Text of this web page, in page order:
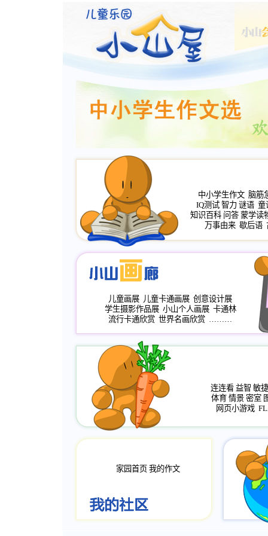
中小学生作文 脑筋
IQ测试 智力 谜语 童
知识百科 问答 蒙学读
万事由来 歇后语
儿童画展 儿童卡通画展 创意设计展
学生摄影作品展 小山个人画展 卡通林
流行卡通欣赏 世界名画欣赏 ………
连连看 益智 敏捷
体育 情景 密室
网页小游戏
家园首页 我的作文